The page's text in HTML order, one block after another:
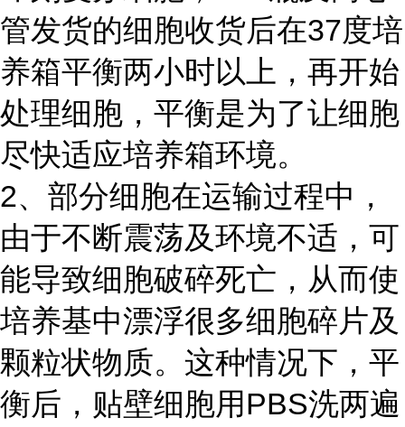
管发货的细胞收货后在37度培
养箱平衡两小时以上，再开始
处理细胞，平衡是为了让细胞
尽快适应培养箱环境。
2、部分细胞在运输过程中，
由于不断震荡及环境不适，可
能导致细胞破碎死亡，从而使
培养基中漂浮很多细胞碎片及
颗粒状物质。这种情况下，平
衡后，贴壁细胞用PBS洗两遍